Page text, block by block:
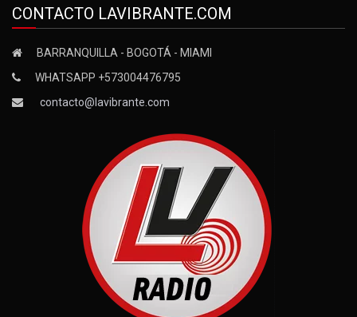
CONTACTO LAVIBRANTE.COM
BARRANQUILLA - BOGOTÁ - MIAMI
WHATSAPP +573004476795
contacto@lavibrante.com